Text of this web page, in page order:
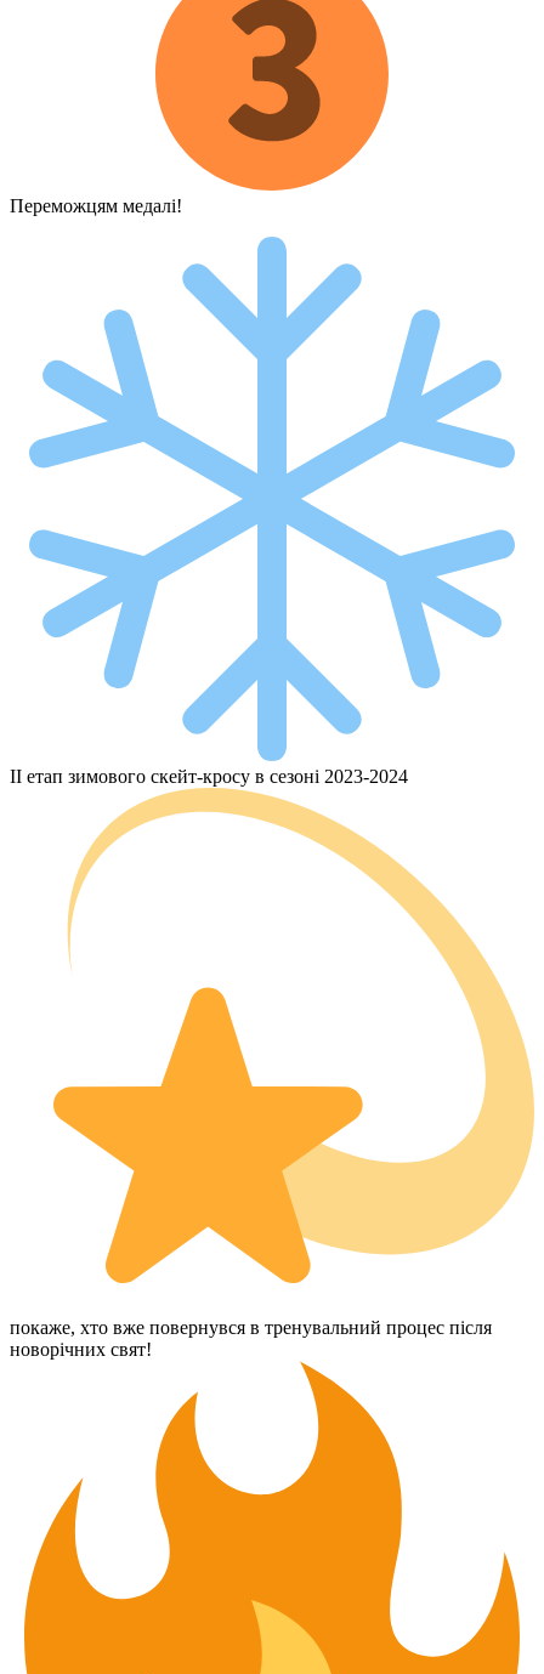
Переможцям медалі!
II етап зимового скейт-кросу в сезоні 2023-2024
покаже, хто вже повернувся в тренувальний процес після
новорічних свят!